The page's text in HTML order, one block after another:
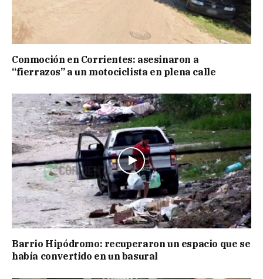
Conmoción en Corrientes: asesinaron a
“fierrazos” a un motociclista en plena calle
Barrio Hipódromo: recuperaron un espacio que se
había convertido en un basural